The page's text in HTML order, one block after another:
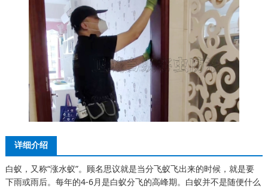
详细介绍
白蚁，又称“涨水蚁”。顾名思议就是当分飞蚁飞出来的时候，就是要
下雨或雨后。每年的4-6月是白蚁分飞的高峰期。白蚁并不是随便什么